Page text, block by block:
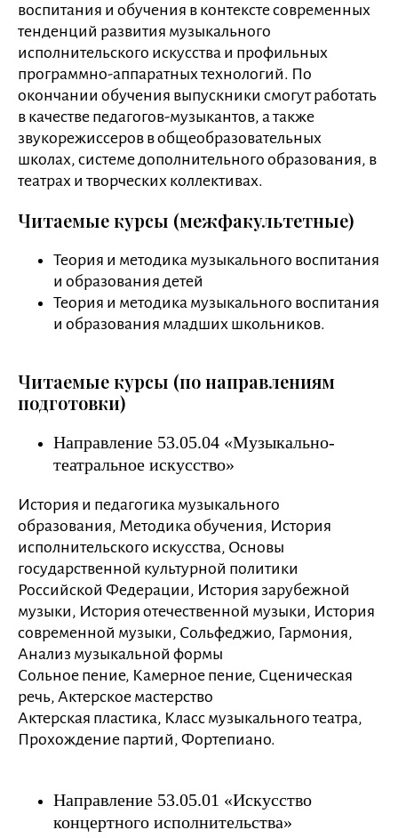
воспитания и обучения в контексте современных
тенденций развития музыкального
исполнительского искусства и профильных
программно-аппаратных технологий. По
окончании обучения выпускники смогут работать
в качестве педагогов-музыкантов, а также
звукорежиссеров в общеобразовательных
школах, системе дополнительного образования, в
театрах и творческих коллективах.
Читаемые курсы (межфакультетные)
Теория и методика музыкального воспитания
и образования детей
Теория и методика музыкального воспитания
и образования младших школьников.
Читаемые курсы (по направлениям
подготовки)
Направление 53.05.04 «Музыкально-
театральное искусство»
История и педагогика музыкального
образования, Методика обучения, История
исполнительского искусства, Основы
государственной культурной политики
Российской Федерации, История зарубежной
музыки, История отечественной музыки, История
современной музыки, Сольфеджио, Гармония,
Анализ музыкальной формы
Сольное пение, Камерное пение, Сценическая
речь, Актерское мастерство
Актерская пластика, Класс музыкального театра,
Прохождение партий, Фортепиано.
Направление 53.05.01 «Искусство
концертного исполнительства»